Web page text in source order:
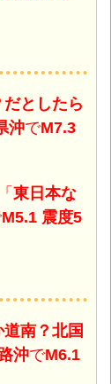
としたら
沖でM7.3
東日本な
M5.1 震度5
南？北国
沖でM6.1